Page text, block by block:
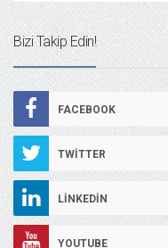
Bizi Takip Edin!
FACEBOOK
TWITTER
LINKEDIN
YOUTUBE